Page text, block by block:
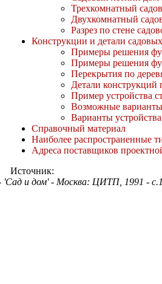
Трехкомнатный
Двухкомнатный
Разрез по стене
Конструкции и детали
Примеры решения
Примеры решения
Перекрытия по
Детали конструкций
Пример устройства
Возможные
Варианты
Справочный материал
Наиболее распространенные
Адреса поставщиков
Источник:
'Сад и дом' - Москва: ЦИТП, 1991 -